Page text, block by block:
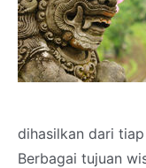
dihasilkan dari
Berbagai tujuan